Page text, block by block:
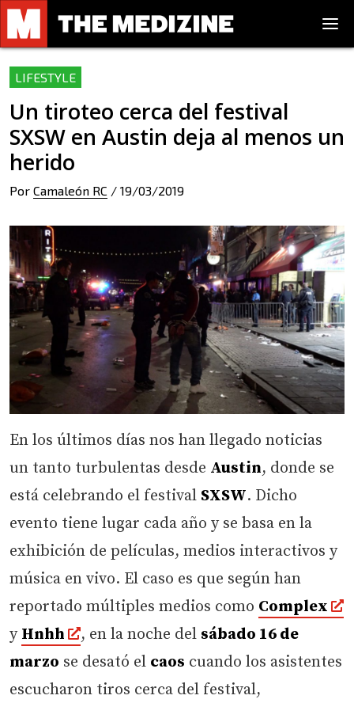
LIFESTYLE
Un tiroteo cerca del festival
SXSW en Austin deja al menos un
herido
Por Camaleón RC / 19/03/2019
En los últimos días nos han llegado noticias
un tanto turbulentas desde Austin, donde se
está celebrando el festival SXSW. Dicho
evento tiene lugar cada año y se basa en la
exhibición de películas, medios interactivos y
música en vivo. El caso es que según han
reportado múltiples medios como Complex
y Hnhh , en la noche del sábado 16 de
marzo se desató el caos cuando los asistentes
escucharon tiros cerca del festival,